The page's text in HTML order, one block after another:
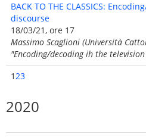
BACK TO THE CLASSICS:
discourse
18/03/21, ore 17
Massimo Scaglioni (Università
"Encoding/decoding ih the
123
2020